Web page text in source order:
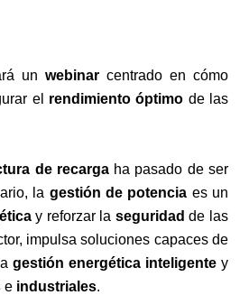
un webinarcentrado en cómo
el rendimiento óptimo de las
de recargaha pasado de ser
la gestión de potencia es un
y reforzar la seguridad de las
impulsa soluciones capaces de
gestión energética inteligente y
e industriales.